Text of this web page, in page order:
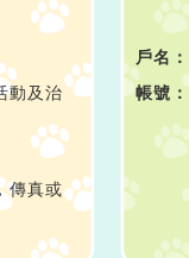
動及治
傳真或
戶名：
帳號：